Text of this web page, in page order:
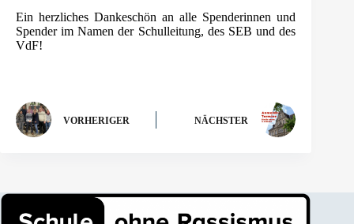
Ein herzliches Dankeschön an alle Spenderinnen und
Spender im Namen der Schulleitung, des SEB und des
VdF!
VORHERIGER NÄCHSTER